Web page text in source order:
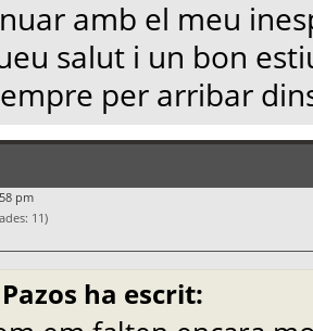
amb el meu
salut i un bon
per arribar
pm
11)
ha escrit: